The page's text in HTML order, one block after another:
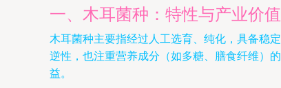
一、木耳菌种：特性与产业价值
木耳菌种主要指经过人工选育、纯化，具备稳
逆性，也注重营养成分（如多糖、膳食纤维）
益。